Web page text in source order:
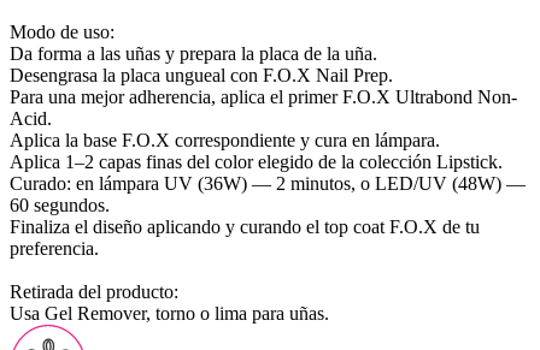
Modo de uso:
Da forma a las uñas y prepara la placa de la uña.
Desengrasa la placa ungueal con F.O.X Nail Prep.
Para una mejor adherencia, aplica el primer F.O.X Ultrabond Non-
Acid.
Aplica la base F.O.X correspondiente y cura en lámpara.
Aplica 1–2 capas finas del color elegido de la colección Lipstick.
Curado: en lámpara UV (36W) — 2 minutos, o LED/UV (48W) —
60 segundos.
Finaliza el diseño aplicando y curando el top coat F.O.X de tu
preferencia.
Retirada del producto:
Usa Gel Remover, torno o lima para uñas.